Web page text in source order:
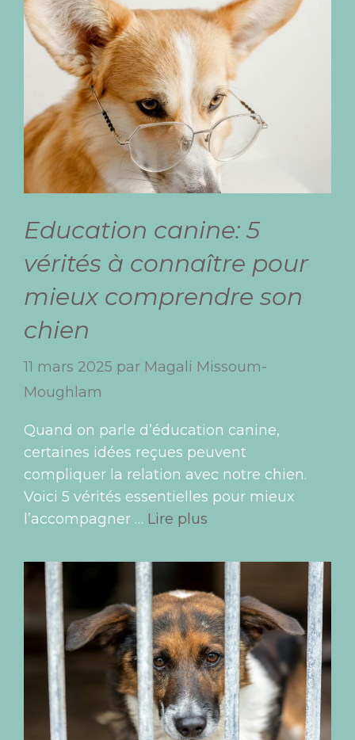
Education canine: 5
vérités à connaître pour
mieux comprendre son
chien
11 mars 2025 par Magali Missoum-
Moughlam
Quand on parle d’éducation canine,
certaines idées reçues peuvent
compliquer la relation avec notre chien.
Voici 5 vérités essentielles pour mieux
l’accompagner … Lire plus